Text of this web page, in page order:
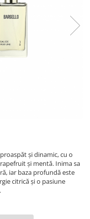
și dinamic, cu o
și mentă. Inima sa
iar baza profundă este
citrică și o pasiune